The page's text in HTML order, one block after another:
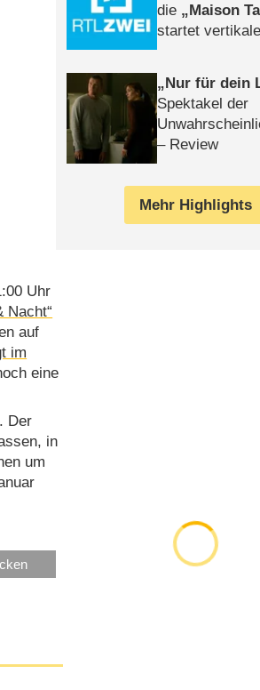
Uhr
Nacht“
auf
im
eine
Der
in
um
die
Maison
startet
Nur für dein
Spektakel der
– Review
Mehr Highlights